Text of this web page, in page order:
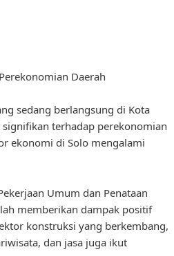
Daerah
sedang berlangsung di Kota
terhadap perekonomian
ekonomi di Solo mengalami
Umum dan Penataan
memberikan dampak positif
konstruksi yang berkembang,
dan jasa juga ikut